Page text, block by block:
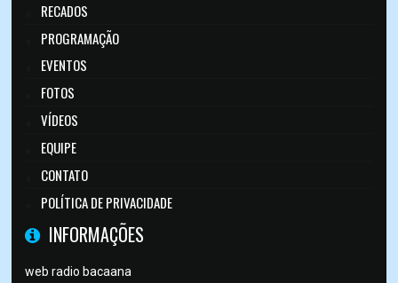
RECADOS
PROGRAMAÇÃO
EVENTOS
FOTOS
VÍDEOS
EQUIPE
CONTATO
POLÍTICA DE PRIVACIDADE
INFORMAÇÕES
web radio bacaana